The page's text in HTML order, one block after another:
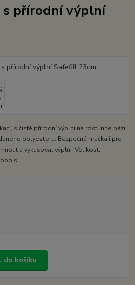
s přírodní výplní
s čistě přírodní výplní na rostlinné bázi,
polyesteru. Bezpečná hračka i pro
a vykusovat výplň. Velikost:
do košíku